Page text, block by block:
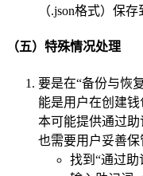
（.json格式）保存
（五）特殊情况处理
要是在“备份与恢
能是用户在创建钱
本可能提供通过助
也需要用户妥善保
找到“通过助